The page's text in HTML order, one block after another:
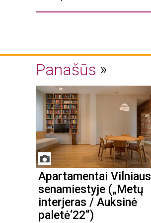
Panašūs
Apartamentai Vilniaus
senamiestyje („Metų
interjeras / Auksinė
paletė‘22“)